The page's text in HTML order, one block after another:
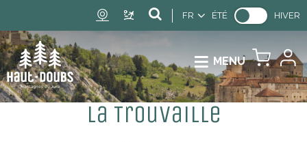
FR ÉTÉ HIVER
MENU
La Trouvaille